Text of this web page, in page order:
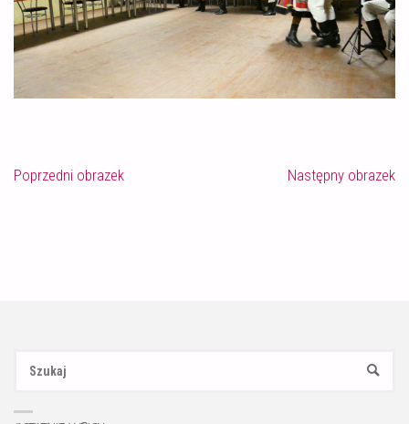
Poprzedni obrazek Następny obrazek
SZUKAJ